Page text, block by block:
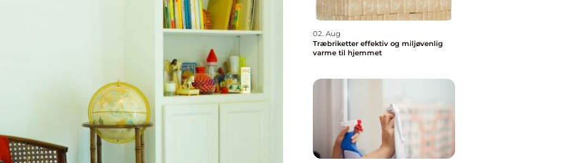
02. Aug
Træbriketter effektiv og miljøvenlig
varme til hjemmet